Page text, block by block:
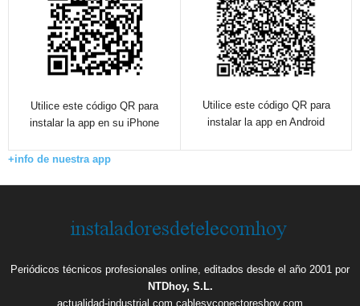
Utilice este código QR para
instalar la app en su iPhone
Utilice este código QR para
instalar la app en Android
+info de nuestra app
Periódicos técnicos profesionales online, editados desde el año 2001 por
NTDhoy, S.L.
actualidad-industrial.com cablesyconectoreshoy.com